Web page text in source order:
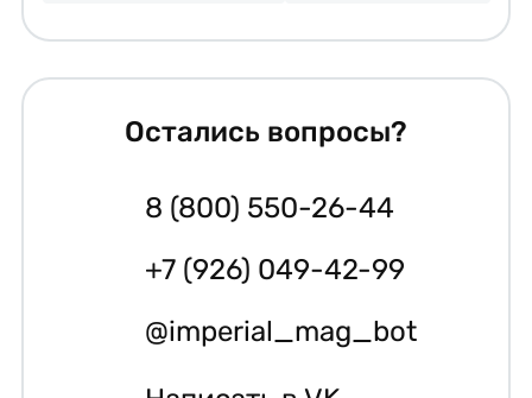
Остались вопросы?
8 (800) 550-26-44
+7 (926) 049-42-99
@imperial_mag_bot